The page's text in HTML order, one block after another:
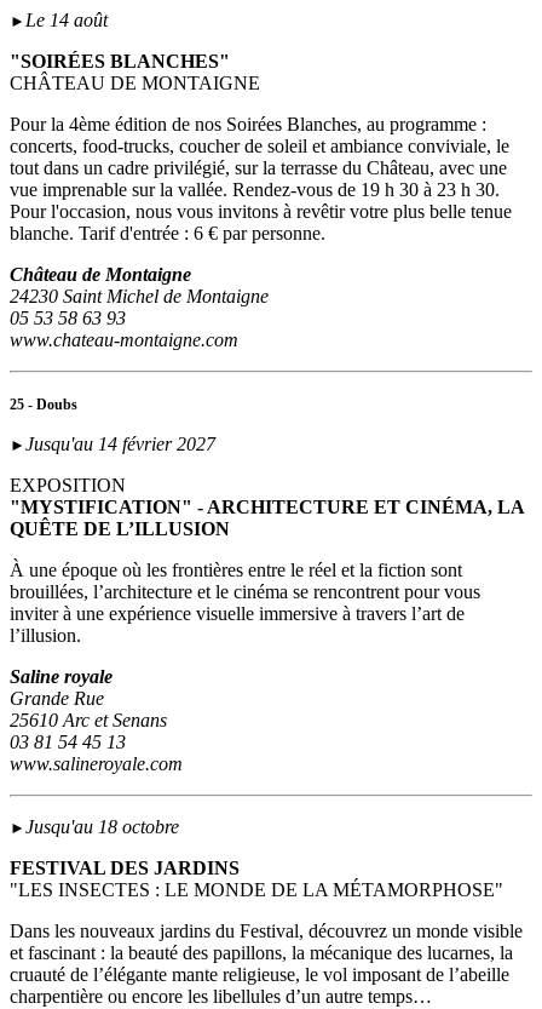
► Le 14 août
"SOIRÉES BLANCHES"
CHÂTEAU DE MONTAIGNE
Pour la 4ème édition de nos Soirées Blanches, au programme :
concerts, food-trucks, coucher de soleil et ambiance conviviale, le
tout dans un cadre privilégié, sur la terrasse du Château, avec une
vue imprenable sur la vallée. Rendez-vous de 19 h 30 à 23 h 30.
Pour l'occasion, nous vous invitons à revêtir votre plus belle tenue
blanche. Tarif d'entrée : 6 € par personne.
Château de Montaigne
24230 Saint Michel de Montaigne
05 53 58 63 93
www.chateau-montaigne.com
25 - Doubs
► Jusqu'au 14 février 2027
EXPOSITION
"MYSTIFICATION" - ARCHITECTURE ET CINÉMA, LA
QUÊTE DE L’ILLUSION
À une époque où les frontières entre le réel et la fiction sont
brouillées, l’architecture et le cinéma se rencontrent pour vous
inviter à une expérience visuelle immersive à travers l’art de
l’illusion.
Saline royale
Grande Rue
25610 Arc et Senans
03 81 54 45 13
www.salineroyale.com
► Jusqu'au 18 octobre
FESTIVAL DES JARDINS
"LES INSECTES : LE MONDE DE LA MÉTAMORPHOSE"
Dans les nouveaux jardins du Festival, découvrez un monde visible
et fascinant : la beauté des papillons, la mécanique des lucarnes, la
cruauté de l’élégante mante religieuse, le vol imposant de l’abeille
charpentière ou encore les libellules d’un autre temps…